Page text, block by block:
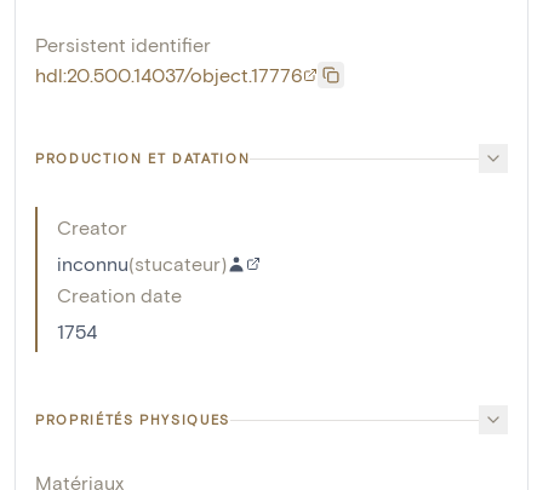
Persistent identifier
hdl:20.500.14037/object.17776
PRODUCTION ET DATATION
Creator
inconnu(stucateur)
Creation date
1754
PROPRIÉTÉS PHYSIQUES
Matériaux